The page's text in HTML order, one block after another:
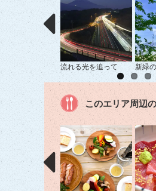
流れる光を追って 新緑
このエリア周辺